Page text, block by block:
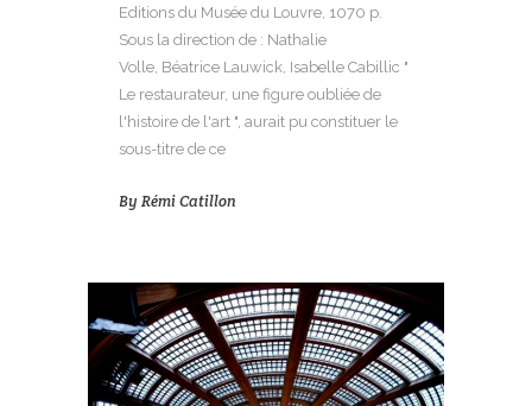
Editions du Musée du Louvre, 1070 p.
Sous la direction de : Nathalie
Volle, Béatrice Lauwick, Isabelle Cabillic "
Le restaurateur, une figure oubliée de
l'histoire de l'art ", aurait pu constituer le
sous-titre de ce
By Rémi Catillon